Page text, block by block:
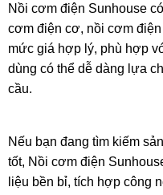
Nồi cơm điện Sunhouse
cơm điện cơ, nồi cơm
mức giá hợp lý, phù hợp
dùng có thể dễ dàng lựa
cầu.
Nếu bạn đang tìm kiếm
tốt, Nồi cơm điện
liệu bền bỉ, tích hợp công